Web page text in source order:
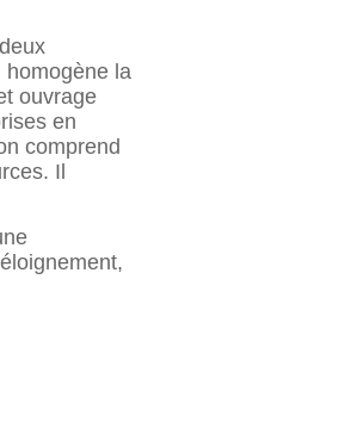
homogène la
ouvrage
en
comprend
Il